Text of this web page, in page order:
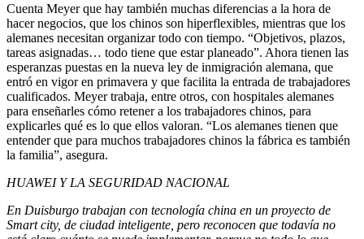
Cuenta Meyer que hay también muchas diferencias a la hora de
hacer negocios, que los chinos son hiperflexibles, mientras que los
alemanes necesitan organizar todo con tiempo. “Objetivos, plazos,
tareas asignadas… todo tiene que estar planeado”. Ahora tienen las
esperanzas puestas en la nueva ley de inmigración alemana, que
entró en vigor en primavera y que facilita la entrada de trabajadores
cualificados. Meyer trabaja, entre otros, con hospitales alemanes
para enseñarles cómo retener a los trabajadores chinos, para
explicarles qué es lo que ellos valoran. “Los alemanes tienen que
entender que para muchos trabajadores chinos la fábrica es también
la familia”, asegura.
HUAWEI Y LA SEGURIDAD NACIONAL
En Duisburgo trabajan con tecnología china en un proyecto de
Smart city, de ciudad inteligente, pero reconocen que todavía no